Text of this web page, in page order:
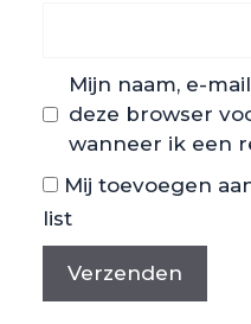
Mijn naam, e-
deze browser
wanneer ik een
Mij toevoegen
list